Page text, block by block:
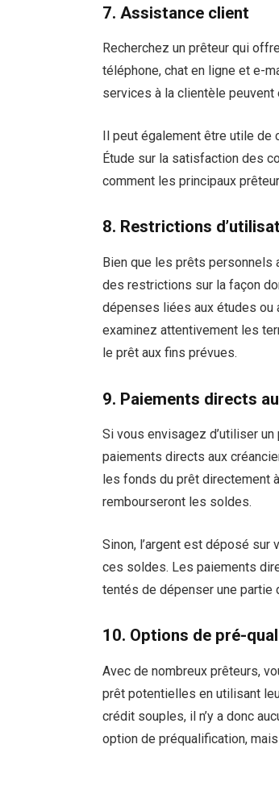
7. Assistance client
Recherchez un prêteur qui
téléphone, chat en ligne et e-
services à la clientèle
Il peut également être utile de
Étude sur la satisfaction des
comment les principaux
8. Restrictions
Bien que les prêts personnels
des restrictions sur la façon
dépenses liées aux études ou
examinez attentivement les
le prêt aux fins prévues.
9. Paiements directs
Si vous envisagez d’utiliser
paiements directs aux
les fonds du prêt directement
rembourseront les soldes.
Sinon, l’argent est déposé
ces soldes. Les paiements
tentés de dépenser une
10. Options de pré-
Avec de nombreux prêteurs,
prêt potentielles en utilisant
crédit souples, il n’y a donc
option de préqualification,